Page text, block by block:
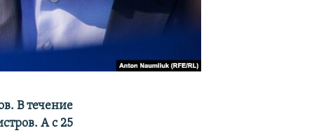
В течение
А с 25